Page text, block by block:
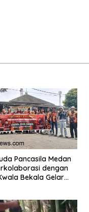
Pancasila Medan
dengan
Bekala Gelar
Jalan